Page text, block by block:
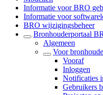
Informatie voor BRO
Informatie voor
BRO wijzigingsbeheer
Bronhouderportaal
Algemeen
Voor
Vooraf
Inloggen
Notificaties
Gebruikers